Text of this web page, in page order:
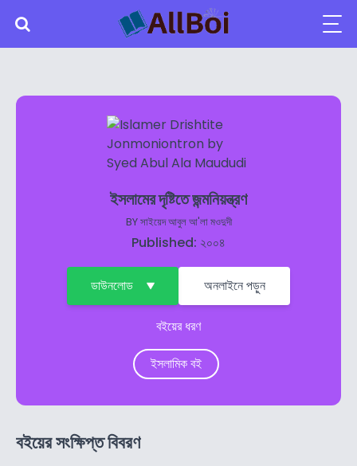
ইসলামের দৃষ্টিতে জন্মনিয়ন্ত্রণ
BYসাইয়েদ আবুল আ'লা মওদুদী
Published: ২০০৪
ডাউনলোড অনলাইনে পড়ুন
বইয়ের ধরণ
ইসলামিক বই
বইয়ের সংক্ষিপ্ত বিবরণ